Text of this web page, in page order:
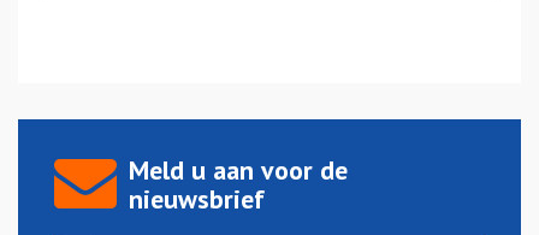
Meld u aan voor de
nieuwsbrief